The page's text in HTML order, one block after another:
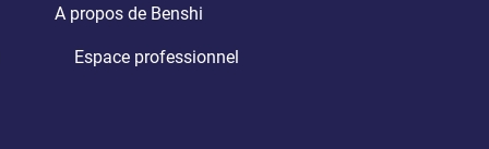
A propos de Benshi
Espace professionnel